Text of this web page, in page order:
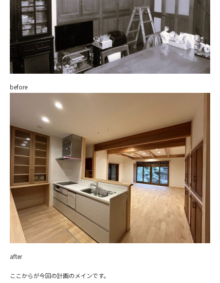
before
after
ここからが今回の計画のメインです。